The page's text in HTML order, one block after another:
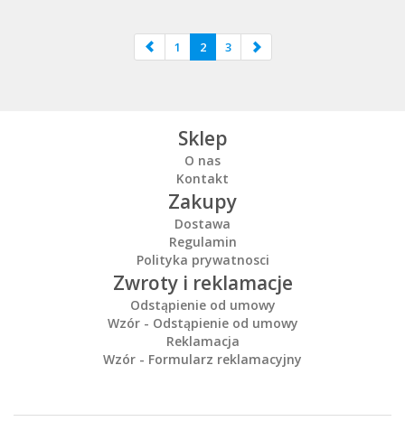
1 2 3
Sklep
O nas
Kontakt
Zakupy
Dostawa
Regulamin
Polityka prywatnosci
Zwroty i reklamacje
Odstąpienie od umowy
Wzór - Odstąpienie od umowy
Reklamacja
Wzór - Formularz reklamacyjny